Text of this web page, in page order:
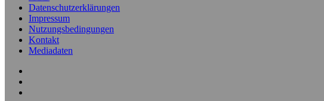
Datenschutzerklärungen
Impressum
Nutzungsbedingungen
Kontakt
Mediadaten